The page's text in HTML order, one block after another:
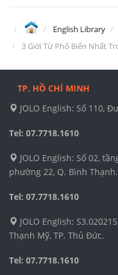
English Library
3 Giới Từ Phổ Biến Nhất
TP. HỒ CHÍ MINH
JOLO English: Số 110,
Tel: 07.7718.1610
JOLO English: Số 02,
phường 22, Q. Bình Thạnh.
Tel: 07.7718.1610
JOLO English:
Thạnh Mỹ, TP. Thủ Đức.
Tel: 07.7718.1610